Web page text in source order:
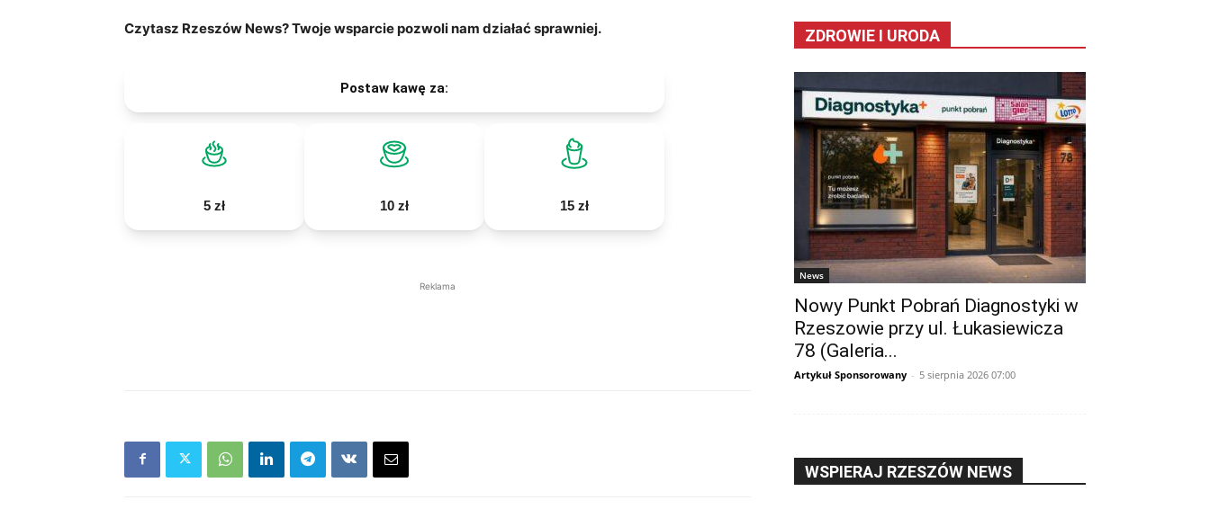
Czytasz Rzeszów News? Twoje wsparcie pozwoli nam działać sprawniej.
Postaw kawę za:
5 zł 10 zł 15 zł
Reklama
ZDROWIE I URODA
News
Nowy Punkt Pobrań Diagnostyki w
Rzeszowie przy ul. Łukasiewicza
78 (Galeria...
Artykuł Sponsorowany - 5 sierpnia 2026 07:00
WSPIERAJ RZESZÓW NEWS